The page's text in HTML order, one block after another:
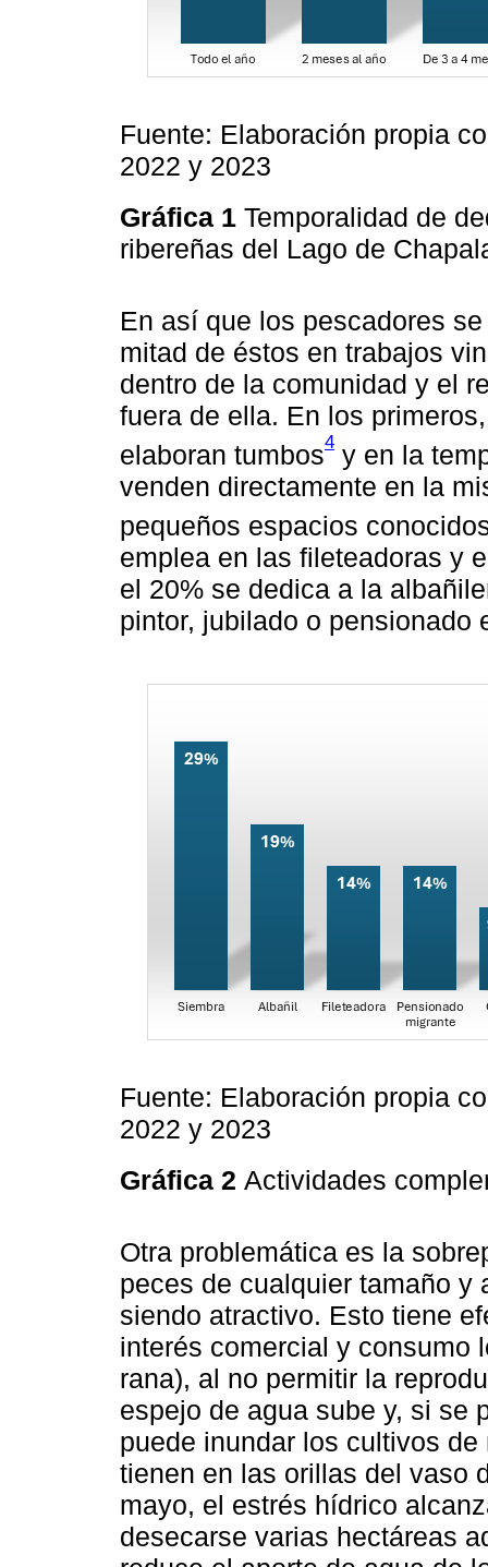
Fuente: Elaboración propia
2022 y 2023
Gráfica 1 Temporalidad de
ribereñas del Lago de
En así que los pescadores
mitad de éstos en trabajos
dentro de la comunidad y el
fuera de ella. En los
elaboran tumbos4 y en la
venden directamente en la
pequeños espacios
emplea en las fileteadoras y
el 20% se dedica a la
pintor, jubilado o pensionado
Fuente: Elaboración propia
2022 y 2023
Gráfica 2 Actividades
Otra problemática es la
peces de cualquier tamaño y
siendo atractivo. Esto tiene
interés comercial y consumo
rana), al no permitir la
espejo de agua sube y, si se
puede inundar los cultivos
tienen en las orillas del vaso
mayo, el estrés hídrico
desecarse varias hectáreas